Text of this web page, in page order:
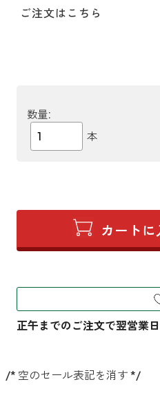
ご注文はこちら
数量:
本
/* 空のセール表記を消す */